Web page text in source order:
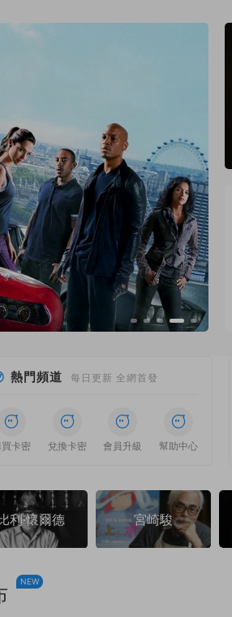
熱門頻道 每日更新 全網首發
卡密 兌換卡密 會員升級 幫助中心
利·懷爾德 宮崎駿
NEW